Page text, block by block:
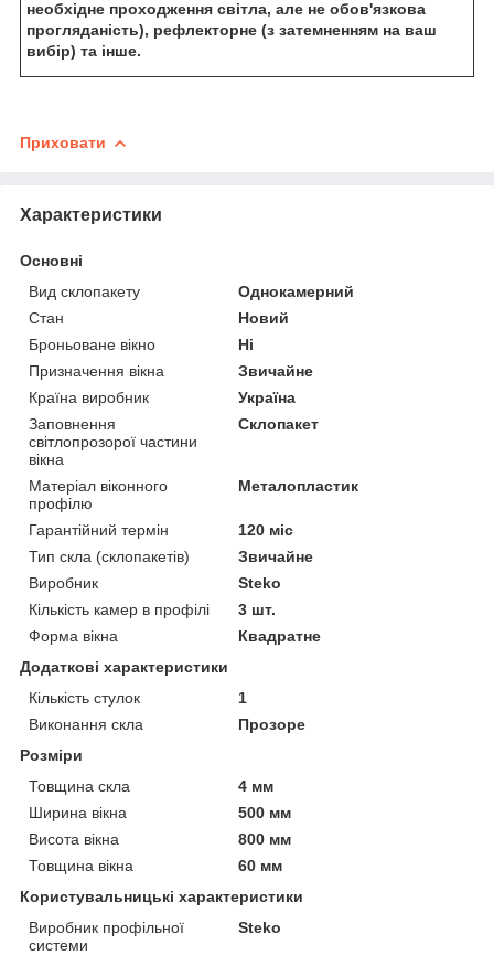
необхідне проходження світла, але не обов'язкова
прогляданість), рефлекторне (з затемненням на ваш
вибір) та інше.
Приховати
Характеристики
Основні
Вид склопакету
Однокамерний
Стан
Новий
Броньоване вікно
Ні
Призначення вікна
Звичайне
Країна виробник
Україна
Заповнення
світлопрозорої частини
вікна
Склопакет
Матеріал віконного
профілю
Металопластик
Гарантійний термін
120 міс
Тип скла (склопакетів)
Звичайне
Виробник
Steko
Кількість камер в профілі
3 шт.
Форма вікна
Квадратне
Додаткові характеристики
Кількість стулок
1
Виконання скла
Прозоре
Розміри
Товщина скла
4 мм
Ширина вікна
500 мм
Висота вікна
800 мм
Товщина вікна
60 мм
Користувальницькі характеристики
Виробник профільної
системи
Steko